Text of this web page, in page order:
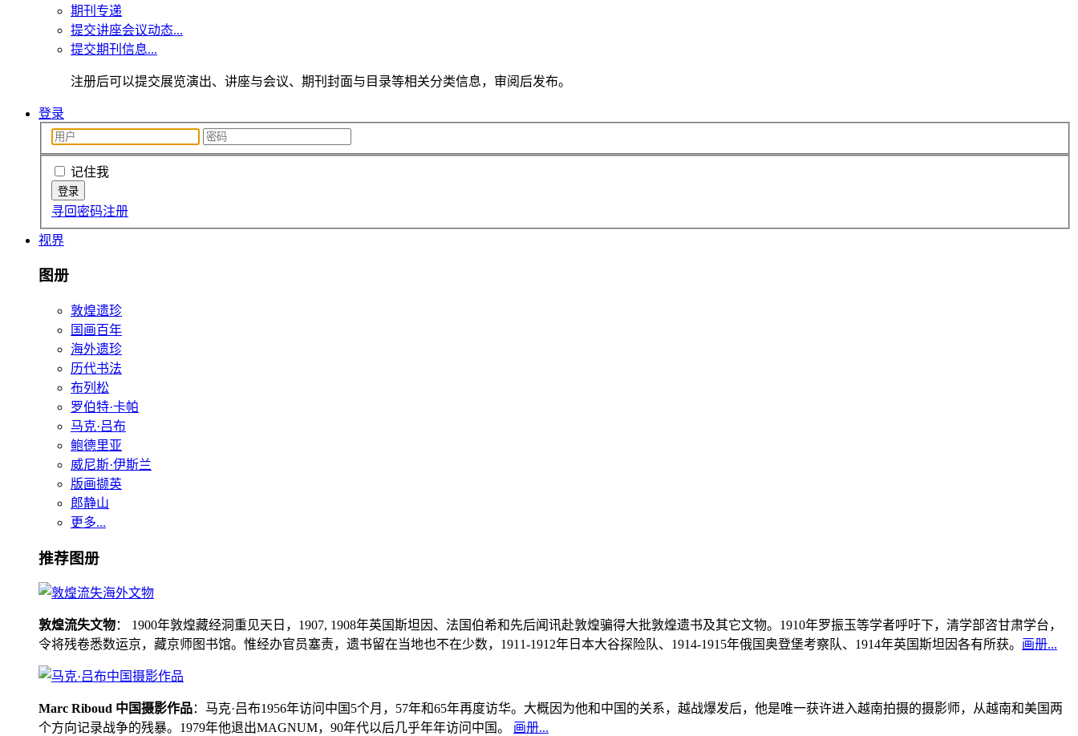
期刊专递
提交讲座会议动态...
提交期刊信息...
注册后可以提交展览演出、讲座与会议、期刊封面与目录等相关分类信息，审阅后发布。
登录
记住我
寻回密码注册
视界
图册
敦煌遗珍
国画百年
海外遗珍
历代书法
布列松
罗伯特·卡帕
马克·吕布
鲍德里亚
威尼斯·伊斯兰
版画撷英
郎静山
更多...
推荐图册
敦煌流失文物： 1900年敦煌藏经洞重见天日，1907, 1908年英国斯坦因、法国伯希和先后闻讯赴敦煌骗得大批敦煌遗书及其它文物。1910年罗振玉等学者呼吁下，清学部咨甘肃学台，
令将残卷悉数运京，藏京师图书馆。惟经办官员塞责，遗书留在当地也不在少数，1911-1912年日本大谷探险队、1914-1915年俄国奥登堡考察队、1914年英国斯坦因各有所获。 画册...
Marc Riboud 中国摄影作品：马克·吕布1956年访问中国5个月，57年和65年再度访华。大概因为他和中国的关系，越战爆发后，他是唯一获许进入越南拍摄的摄影师，从越南和美国两
个方向记录战争的残暴。1979年他退出MAGNUM，90年代以后几乎年年访问中国。 画册...